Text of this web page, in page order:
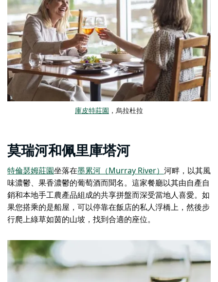
庫皮特莊園 ，烏拉杜拉
莫瑞河和佩里庫塔河
特倫瑟姆莊園坐落在墨累河（Murray River） 河畔 ，以其風
味濃鬱、果香濃鬱的葡萄酒而聞名。這家餐廳以其由自產自
銷和本地手工農產品組成的共享拼盤而深受當地人喜愛。如
果您搭乘的是船屋，可以停靠在飯店的私人浮橋上，然後步
行爬上綠草如茵的山坡，找到合適的座位。